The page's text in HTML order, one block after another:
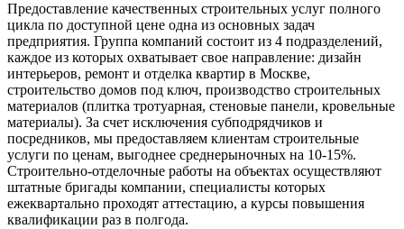
Предоставление качественных строительных услуг полного
цикла по доступной цене одна из основных задач
предприятия. Группа компаний состоит из 4 подразделений,
каждое из которых охватывает свое направление: дизайн
интерьеров, ремонт и отделка квартир в Москве,
строительство домов под ключ, производство строительных
материалов (плитка тротуарная, стеновые панели, кровельные
материалы). За счет исключения субподрядчиков и
посредников, мы предоставляем клиентам строительные
услуги по ценам, выгоднее среднерыночных на 10-15%.
Строительно-отделочные работы на объектах осуществляют
штатные бригады компании, специалисты которых
ежеквартально проходят аттестацию, а курсы повышения
квалификации раз в полгода.